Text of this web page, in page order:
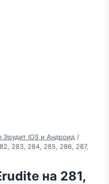
Эрудит IOS и Андроид /
283, 284, 285, 286, 287,
на 281,